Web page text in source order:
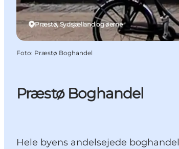
Præstø Boghandel
Hele byens andelsejede boghandel
Præstø, Sydsjælland og øerne
Foto: Præstø Boghandel